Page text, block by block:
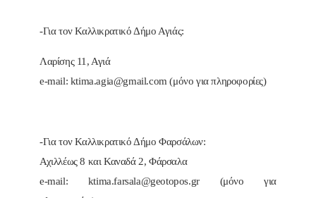
-Για τον Καλλικρατικό Δήμο Αγιάς:
Λαρίσης 11, Αγιά
e-mail: ktima.agia@gmail.com (μόνο για πληροφορίες)
-Για τον Καλλικρατικό Δήμο Φαρσάλων:
Αχιλλέως 8 και Καναδά 2, Φάρσαλα
e-mail: ktima.farsala@geotopos.gr (μόνο για